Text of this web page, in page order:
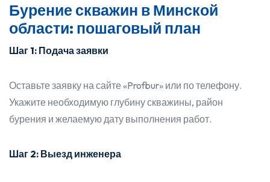
Бурение скважин в Минской
области: пошаговый план
Шаг 1: Подача заявки
Оставьте заявку на сайте «Profbur» или по телефону.
Укажите необходимую глубину скважины, район
бурения и желаемую дату выполнения работ.
Шаг 2: Выезд инженера